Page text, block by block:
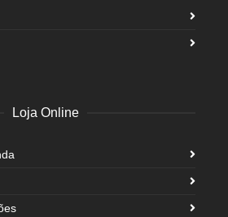
Loja Online